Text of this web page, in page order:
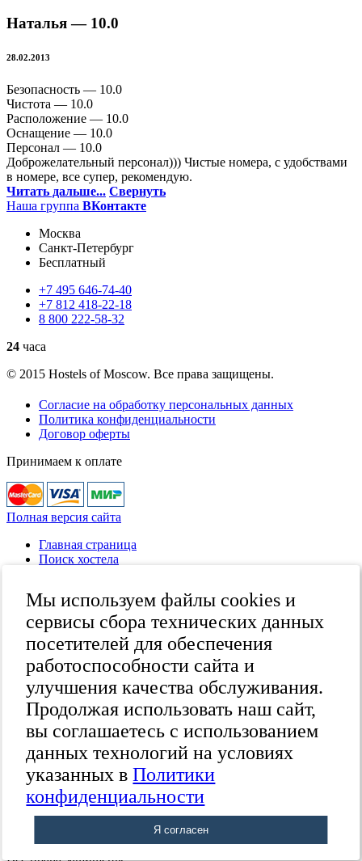
Наталья — 10.0
28.02.2013
Безопасность — 10.0
Чистота — 10.0
Расположение — 10.0
Оснащение — 10.0
Персонал — 10.0
Доброжелательный персонал))) Чистые номера, с удобствами
в номере, все супер, рекомендую.
Читать дальше... Свернуть
Наша группа ВКонтакте
Москва
Санкт-Петербург
Бесплатный
+7 495 646-74-40
+7 812 418-22-18
8 800 222-58-32
24 часа
© 2015 Hostels of Moscow. Все права защищены.
Согласие на обработку персональных данных
Политика конфиденциальности
Договор оферты
Принимаем к оплате
Мы используем файлы cookies и
сервисы сбора технических данных
посетителей для обеспечения
работоспособности сайта и
улучшения качества обслуживания.
Продолжая использовать наш сайт,
вы соглашаетесь с использованием
данных технологий на условиях
указанных вПолитики
конфиденциальности
Я согласен
Полная версия сайта
Главная страница
Поиск хостела
Каталог хостелов
Как оплатить
Контакты
Наши группы
в социальных сетях
Бесплатный по России
Москва
+7 (495) 646-74-40
Петербург
+7 (812) 418-22-18
© 2015 Hostels of Moscow.
Все права защищены.